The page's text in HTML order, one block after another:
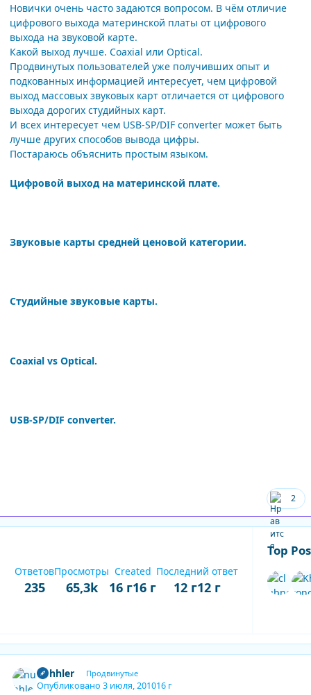
Новички очень часто задаются вопросом. В чём отличие
цифрового выхода материнской платы от цифрового
выхода на звуковой карте.
Какой выход лучше. Coaxial или Optical.
Продвинутых пользователей уже получивших опыт и
подкованных информацией интересует, чем цифровой
выход массовых звуковых карт отличается от цифрового
выхода дорогих студийных карт.
И всех интересует чем USB-SP/DIF converter может быть
лучше других способов вывода цифры.
Постараюсь объяснить простым языком.
Цифровой выход на материнской плате.
Звуковые карты средней ценовой категории.
Студийные звуковые карты.
Coaxial vs Optical.
USB-SP/DIF converter.
2
Ответов
235
Просмотры
65,3k
Created
16 г16 г
Последний ответ
12 г12 г
Top
Expand topic overview
nuhhler Продвинутые
Опубликовано3 июля, 201016 г